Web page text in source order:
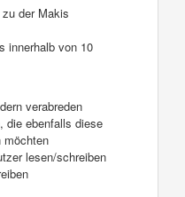
der Makis
innerhalb von 10
verabreden
die ebenfalls diese
möchten
lesen/schreiben